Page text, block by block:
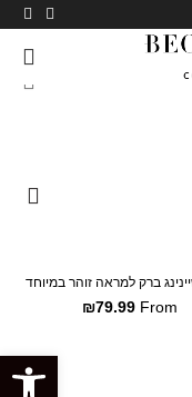
ברק למראה זוהר במיוחד
From
₪79.99
פתח